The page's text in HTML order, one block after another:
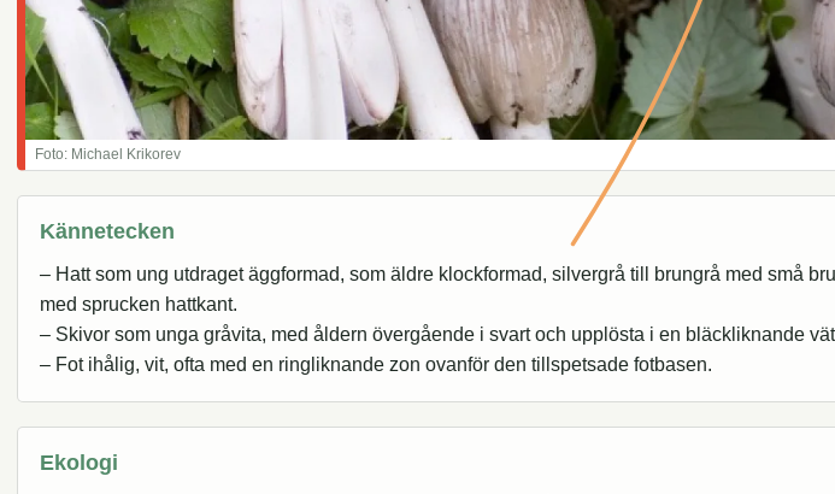
Foto: Michael Krikorev
Kännetecken
– Hatt som ung utdraget äggformad, som äldre klockformad, silvergrå till brungrå med små
med sprucken hattkant.
– Skivor som unga gråvita, med åldern övergående i svart och upplösta i en bläckliknande
– Fot ihålig, vit, ofta med en ringliknande zon ovanför den tillspetsade fotbasen.
Ekologi